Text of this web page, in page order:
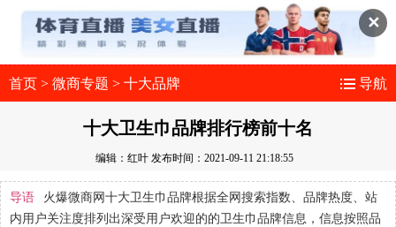
✕
首页 > 微商专题 > 十大品牌 导航
十大卫生巾品牌排行榜前十名
编辑：红叶 发布时间：2021-09-11 21:18:55
导语
火爆微商网十大卫生巾品牌根据全网搜索指数、品牌热度、站
内用户关注度排列出深受用户欢迎的的卫生巾品牌信息，信息按照品